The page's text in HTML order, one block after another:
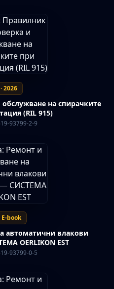
2026
на спирачките
(RIL 915)
93799-2-9
E-book
автоматични влакови
OERLIKON EST
93799-0-5